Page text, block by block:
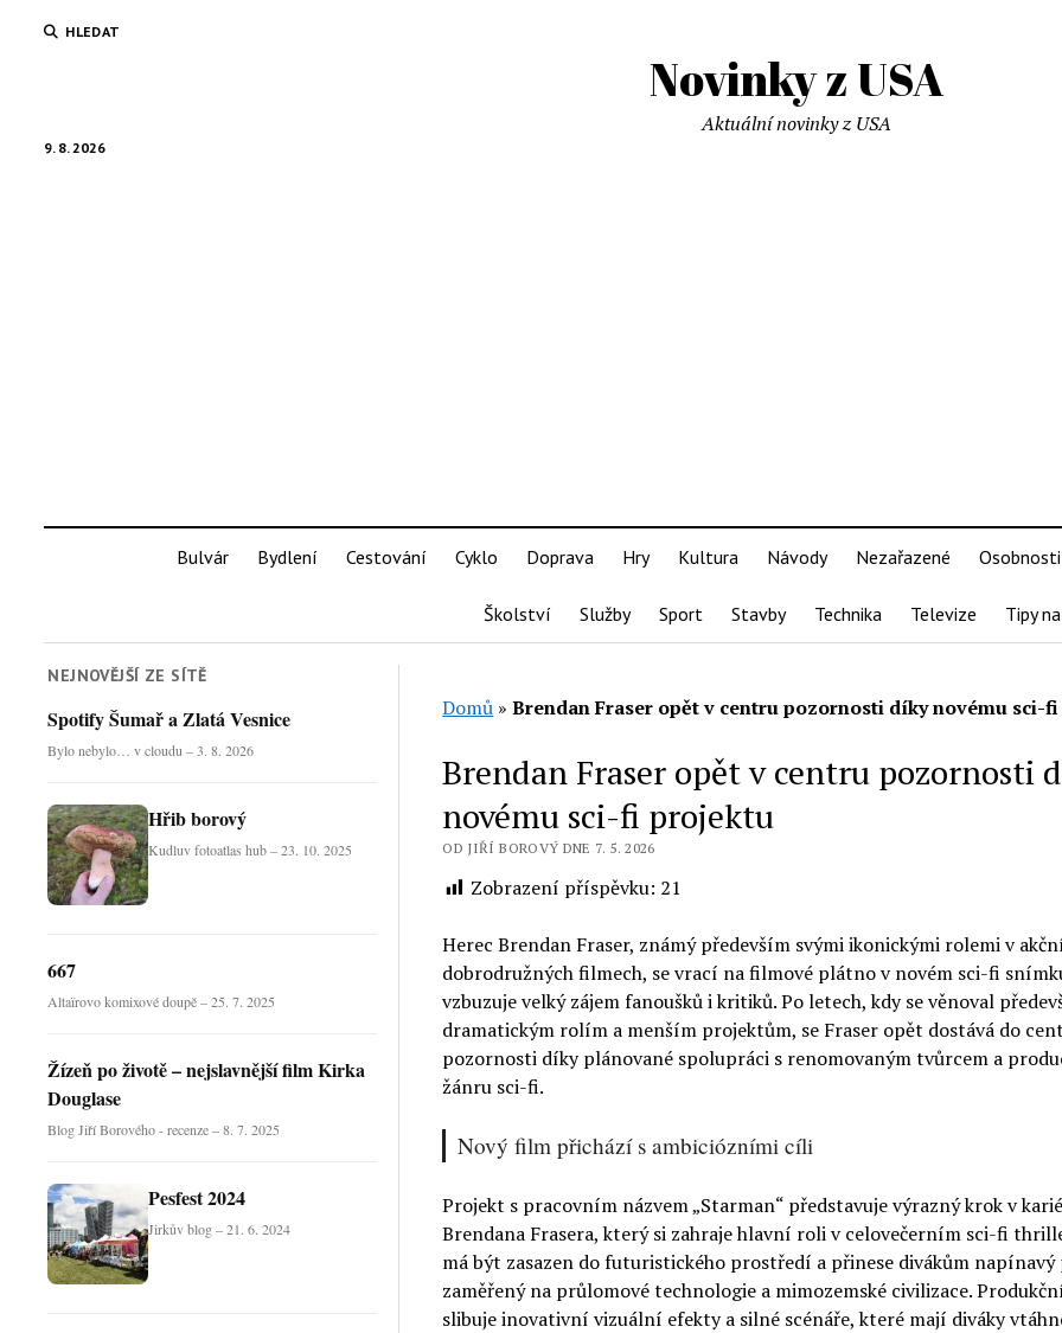
HLEDAT
Novinky z USA
9. 8. 2026
Aktuální novinky z USA
Bulvár Bydlení Cestování Cyklo Doprava Hry Kultura Návody Nezařazené Osobnosti
Školství Služby Sport Stavby Technika Televize Tipy
NEJNOVĚJŠÍ ZE SÍTĚ
Spotify Šumař a Zlatá Vesnice
Bylo nebylo… v cloudu – 3. 8. 2026
Hřib borový
Kudluv fotoatlas hub – 23. 10. 2025
667
Altaïrovo komixové doupě – 25. 7. 2025
Žízeň po životě – nejslavnější film Kirka
Douglase
Blog Jiří Borového - recenze – 8. 7. 2025
Pesfest 2024
Jirkův blog – 21. 6. 2024
Domů »Brendan Fraser opět v centru pozornosti díky novému sci-
Brendan Fraser opět v centru pozornosti
novému sci-fi projektu
OD JIŘÍ BOROVÝ DNE 7. 5. 2026
Zobrazení příspěvku: 21
Herec Brendan Fraser, známý především svými ikonickými rolemi v
dobrodružných filmech, se vrací na filmové plátno v novém sci-fi
vzbuzuje velký zájem fanoušků i kritiků. Po letech, kdy se věnoval
dramatickým rolím a menším projektům, se Fraser opět dostává do
pozornosti díky plánované spolupráci s renomovaným tvůrcem a
žánru sci-fi.
Nový film přichází s ambiciózními cíli
Projekt s pracovním názvem „Starman“ představuje výrazný krok v
Brendana Frasera, který si zahraje hlavní roli v celovečerním sci-fi
má být zasazen do futuristického prostředí a přinese divákům
zaměřený na průlomové technologie a mimozemské civilizace.
slibuje inovativní vizuální efekty a silné scénáře, které mají diváky